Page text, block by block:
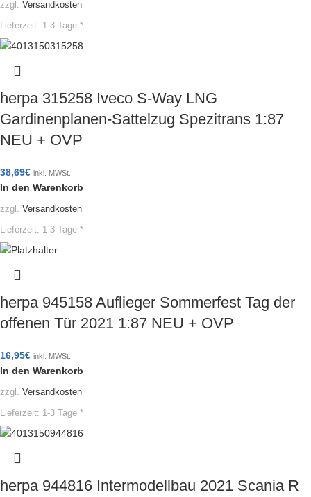
zzgl. Versandkosten
Lieferzeit: 1-3 Tage *
herpa 315258 Iveco S-Way LNG
Gardinenplanen-Sattelzug Spezitrans 1:87
NEU + OVP
38,69€ inkl. MWSt.
In den Warenkorb
zzgl. Versandkosten
Lieferzeit: 1-3 Tage *
herpa 945158 Auflieger Sommerfest Tag der
offenen Tür 2021 1:87 NEU + OVP
16,95€ inkl. MWSt.
In den Warenkorb
zzgl. Versandkosten
Lieferzeit: 1-3 Tage *
herpa 944816 Intermodellbau 2021 Scania R